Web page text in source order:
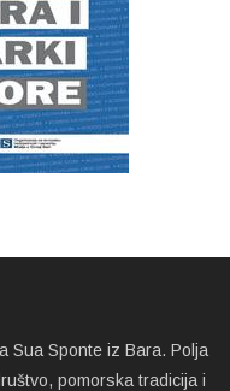
Sua Sponte iz Bara. Polja
pomorska tradicija i